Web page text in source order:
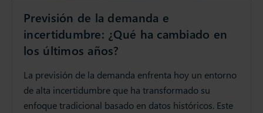
Previsión de la demanda e
incertidumbre: ¿Qué ha cambiado en
los últimos años?
La previsión de la demanda enfrenta hoy un entorno
de alta incertidumbre que ha transformado su
enfoque tradicional basado en datos históricos. Este